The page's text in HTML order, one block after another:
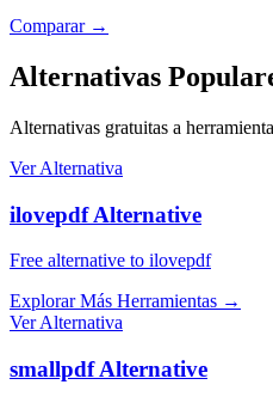
Comparar→
Alternativas
Alternativas gratuitas a
Ver Alternativa
ilovepdf Alternative
Free alternative to ilovepdf
Explorar Más Herramientas →
Ver Alternativa
smallpdf Alternative